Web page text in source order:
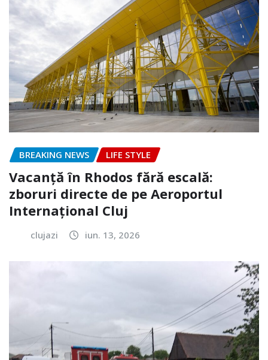
BREAKING NEWS LIFE STYLE
Vacanță în Rhodos fără escală:
zboruri directe de pe Aeroportul
Internațional Cluj
clujazi iun. 13, 2026